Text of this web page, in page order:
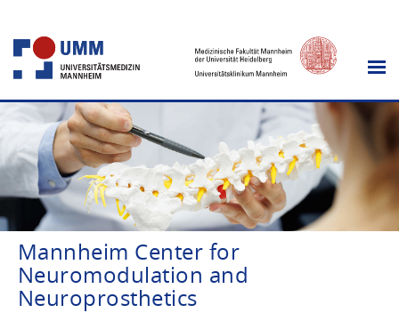
Mannheim Center for
Neuromodulation and
Neuroprosthetics